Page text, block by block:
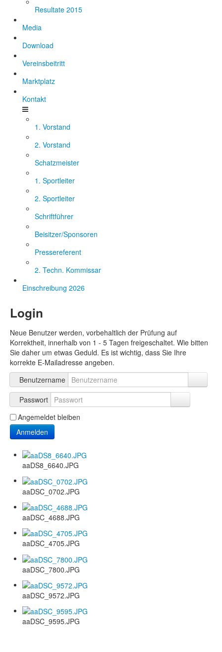
Resultate 2015
Media
Download
Vereinsbeitritt
Marktplatz
Kontakt
1. Vorstand
2. Vorstand
Schatzmeister
1. Sportleiter
2. Sportleiter
Schriftführer
Beisitzer/Sponsoren
Pressereferent
2. Techn. Kommissar
Einschreibung 2026
Login
Neue Benutzer werden, vorbehaltlich der Prüfung auf
Korrektheit, innerhalb von 1 - 5 Tagen freigeschaltet. Wie bitten
Sie daher um etwas Geduld. Es ist wichtig, dass Sie Ihre
korrekte E-Mailadresse angeben.
Benutzername
Passwort
Angemeldet bleiben
Anmelden
aaDS8_6640.JPG
aaDSC_0702.JPG
aaDSC_4688.JPG
aaDSC_4705.JPG
aaDSC_7800.JPG
aaDSC_9572.JPG
aaDSC_9595.JPG